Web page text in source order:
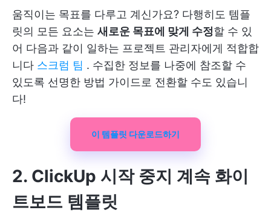
움직이는 목표를 다루고 계신가요? 다행히도 템플
릿의 모든 요소는 새로운 목표에 맞게 수정할 수 있
어 다음과 같이 일하는 프로젝트 관리자에게 적합합
니다 스크럼 팀 . 수집한 정보를 나중에 참조할 수
있도록 선명한 방법 가이드로 전환할 수도 있습니
다! ️
이 템플릿 다운로드하기
2. ClickUp 시작 중지 계속 화이
트보드 템플릿